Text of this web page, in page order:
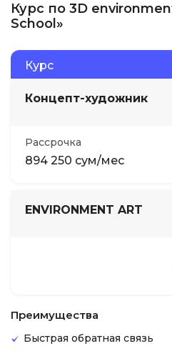
Курс по 3D
School»
Курс
Концепт-художник
Рассрочка
894 250 сум/мес
ENVIRONMENT ART
Преимущества
Быстрая обратная связь